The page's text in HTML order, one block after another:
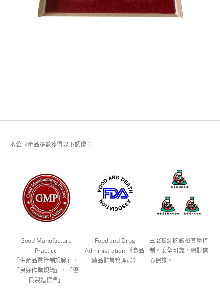
本公司產品多數獲得以下認證：
Good Manufacture
Practice
「生產品質管制規範」，
「良好作業規範」，「優
良製造標準」
Food and Drug
Administration 《食品
藥品監督管理局》
三安檢測的嚴格質量控
制。安全可靠，絕對信
心保證。